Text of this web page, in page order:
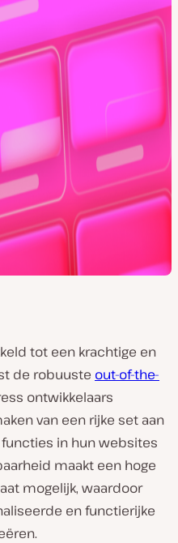
tot een krachtige en
de robuuste out-of-the-
ontwikkelaars
van een rijke set aan
in hun websites
maakt een hoge
mogelijk, waardoor
en functierijke